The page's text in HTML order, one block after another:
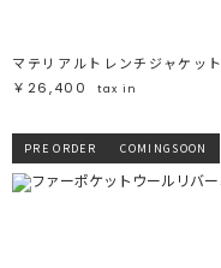
マテリアルトレンチジャケット
￥26,400
tax in
PRE ORDER COMINGSOON